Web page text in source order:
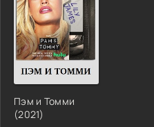
Пэм и Томми
(2021)